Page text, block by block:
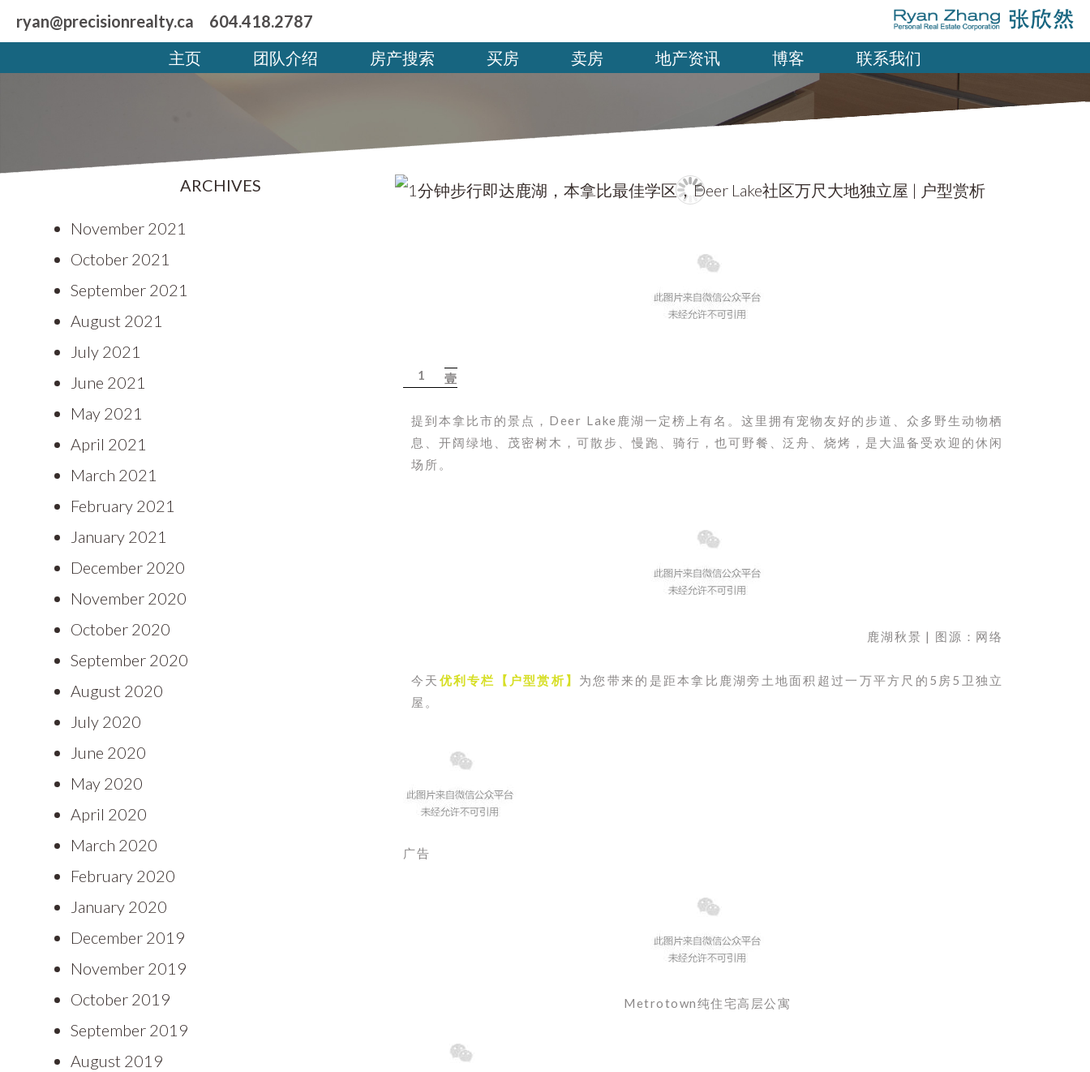
ryan@precisionrealty.ca
604.418.2787
主页
团队介绍 房产搜索 买房 卖房 地产资讯 博客 联系我们
1 壹
提到本拿比市的景点，Deer Lake鹿湖一定榜上有名。这里拥有宠物友好的步道、众多野生动物栖
息、开阔绿地、茂密树木，可散步、慢跑、骑行，也可野餐、泛舟、烧烤，是大温备受欢迎的休闲
场所。
鹿湖秋景 | 图源：网络
今天 优利专栏【户型赏析】 为您带来的是距本拿比鹿湖旁土地面积超过一万平方尺的5房5卫独立
屋。
广告
Metrotown纯住宅高层公寓
ARCHIVES
November 2021
October 2021
September 2021
August 2021
July 2021
June 2021
May 2021
April 2021
March 2021
February 2021
January 2021
December 2020
November 2020
October 2020
September 2020
August 2020
July 2020
June 2020
May 2020
April 2020
March 2020
February 2020
January 2020
December 2019
November 2019
October 2019
September 2019
August 2019